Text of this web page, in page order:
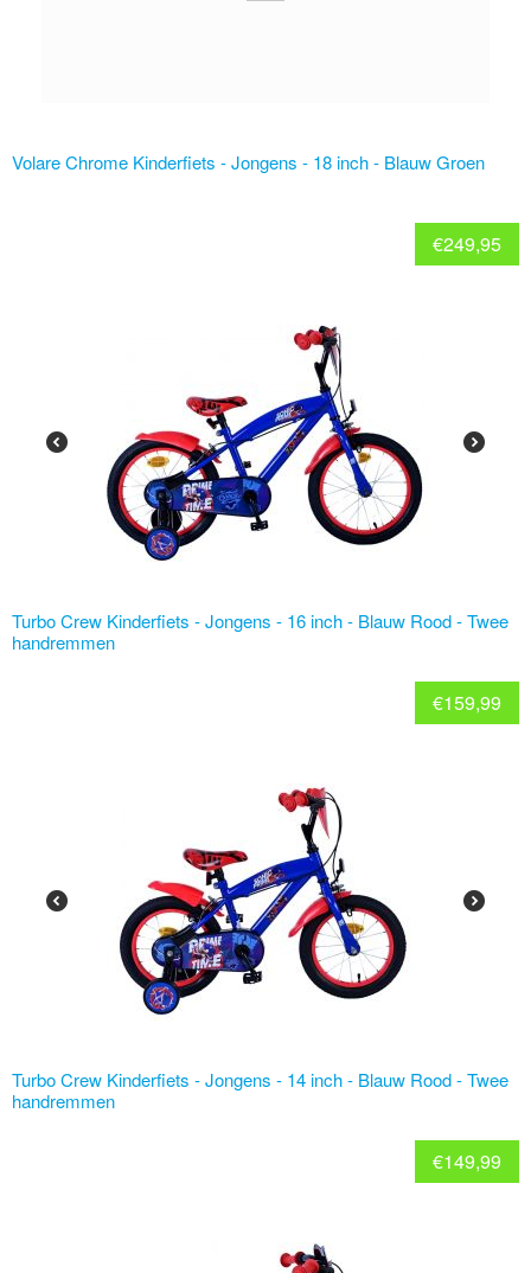
Volare Chrome Kinderfiets - Jongens - 18 inch - Blauw Groen
€249,95
Turbo Crew Kinderfiets - Jongens - 16 inch - Blauw Rood - Twee
handremmen
€159,99
Turbo Crew Kinderfiets - Jongens - 14 inch - Blauw Rood - Twee
handremmen
€149,99